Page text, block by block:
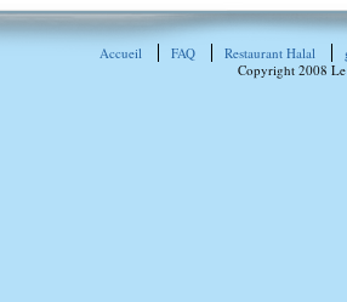
Accueil FAQ Restaurant Halal
Copyright 2008